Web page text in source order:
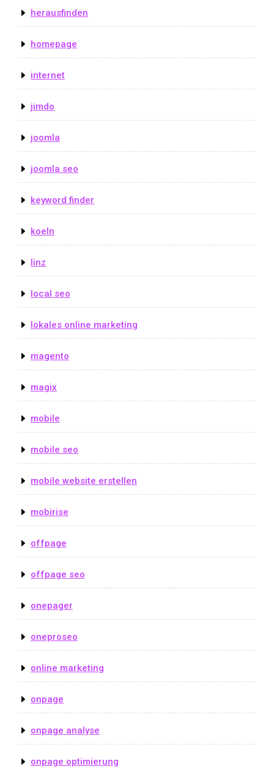
herausfinden
homepage
internet
jimdo
joomla
joomla seo
keyword finder
koeln
linz
local seo
lokales online marketing
magento
magix
mobile
mobile seo
mobile website erstellen
mobirise
offpage
offpage seo
onepager
oneproseo
online marketing
onpage
onpage analyse
onpage optimierung